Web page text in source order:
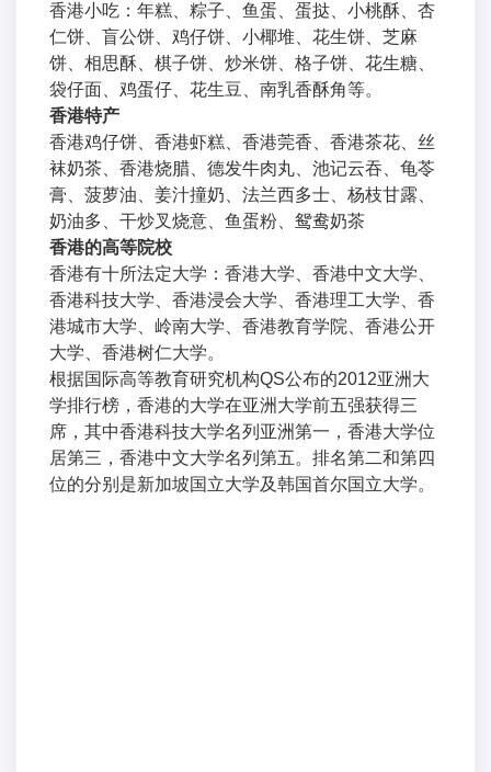
香港小吃：年糕、粽子、鱼蛋、蛋挞、小桃酥、杏
仁饼、盲公饼、鸡仔饼、小椰堆、花生饼、芝麻
饼、相思酥、棋子饼、炒米饼、格子饼、花生糖、
袋仔面、鸡蛋仔、花生豆、南乳香酥角等。
香港特产
香港鸡仔饼、香港虾糕、香港莞香、香港茶花、丝
袜奶茶、香港烧腊、德发牛肉丸、池记云吞、龟苓
膏、菠萝油、姜汁撞奶、法兰西多士、杨枝甘露、
奶油多、干炒叉烧意、鱼蛋粉、鸳鸯奶茶
香港的高等院校
香港有十所法定大学：香港大学、香港中文大学、
香港科技大学、香港浸会大学、香港理工大学、香
港城市大学、岭南大学、香港教育学院、香港公开
大学、香港树仁大学。
根据国际高等教育研究机构QS公布的2012亚洲大
学排行榜，香港的大学在亚洲大学前五强获得三
席，其中香港科技大学名列亚洲第一，香港大学位
居第三，香港中文大学名列第五。排名第二和第四
位的分别是新加坡国立大学及韩国首尔国立大学。